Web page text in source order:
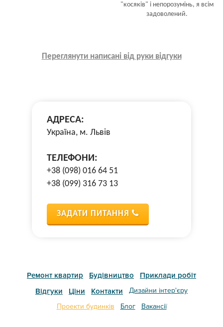
"косяків" і непорозумінь, я всім
задоволений.
Переглянути написані від руки відгуки
АДРЕСА:
Україна, м. Львів
ТЕЛЕФОНИ:
+38 (098) 016 64 51
+38 (099) 316 73 13
ЗАДАТИ ПИТАННЯ
Ремонт квартир Будівництво
Приклади робіт
Відгуки
Ціни Контакти
Дизайни інтер'єру
Проекти будинків
Блог Вакансії